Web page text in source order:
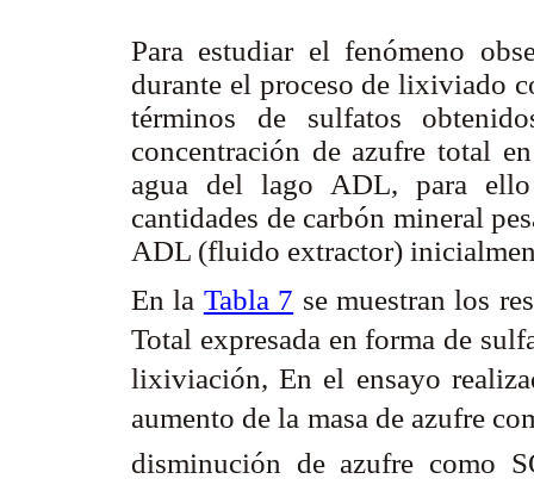
Para estudiar el fenómeno
durante el proceso de lixiviado
términos de sulfatos
concentración de azufre total
agua del lago ADL, para
cantidades de carbón mineral
ADL (fluido extractor)
En la Tabla 7 se muestran los
Total expresada en forma de
lixiviación, En el ensayo
aumento de la masa de azufre
disminución de azufre como